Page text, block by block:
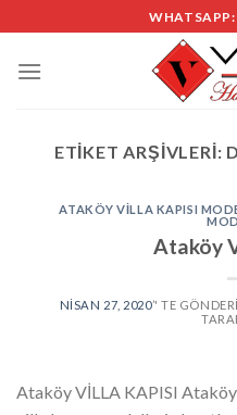
to
content
ETIKET ARŞIVLERI:
ATAKÖY VILLA KAPISI
Ataköy
NISAN 27, 2020’' TE
Ataköy VİLLA KAPISI Ataköy